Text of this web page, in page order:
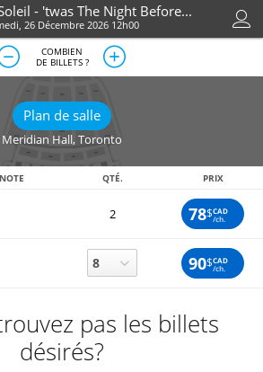
- 'twas The Night Before...
26 Décembre 2026 12h00
COMBIEN
DE BILLETS ?
Plan de salle
Meridian Hall,Toronto
NOTE QTÉ. PRIX
2 78$CAD
/ch.
90$CAD
/ch.
pas les billets
désirés?